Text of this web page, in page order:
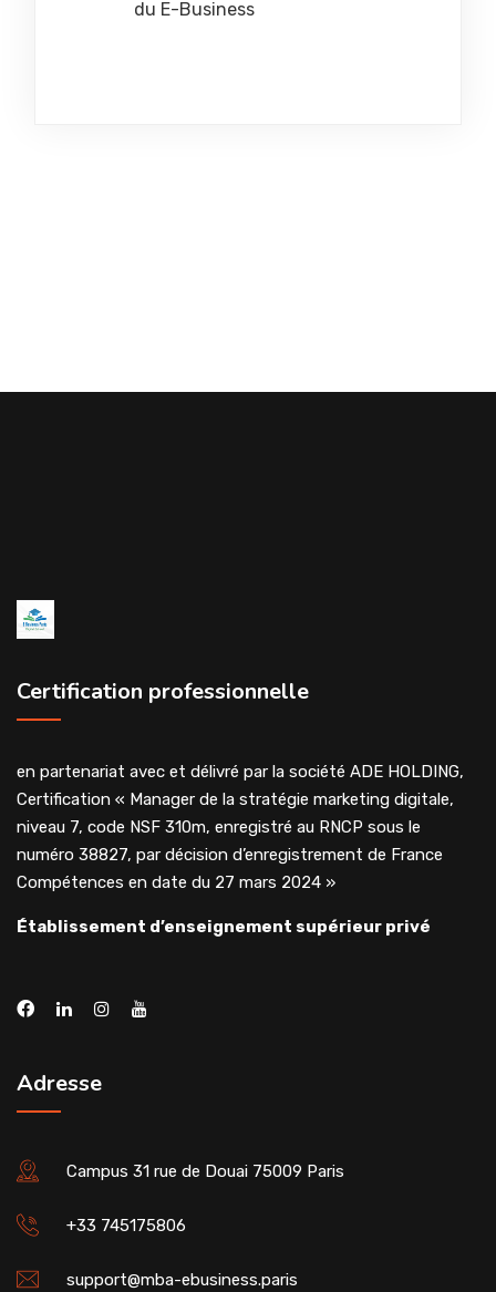
du E-Business
Certification professionnelle
en partenariat avec et délivré par la société ADE HOLDING,
Certification « Manager de la stratégie marketing digitale,
niveau 7, code NSF 310m, enregistré au RNCP sous le
numéro 38827, par décision d’enregistrement de France
Compétences en date du 27 mars 2024 »
Établissement d’enseignement supérieur privé
Adresse
Campus 31 rue de Douai 75009 Paris
+33 745175806
support@mba-ebusiness.paris